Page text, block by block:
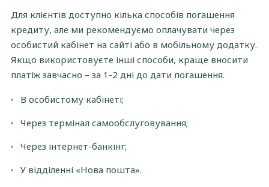
Для клієнтів доступно кілька способів погашення
кредиту, але ми рекомендуємо оплачувати через
особистий кабінет на сайті або в мобільному додатку.
Якщо використовуєте інші способи, краще вносити
платіж завчасно – за 1-2 дні до дати погашення.
В особистому кабінеті;
Через термінал самообслуговування;
Через інтернет-банкінг;
У відділенні «Нова пошта».